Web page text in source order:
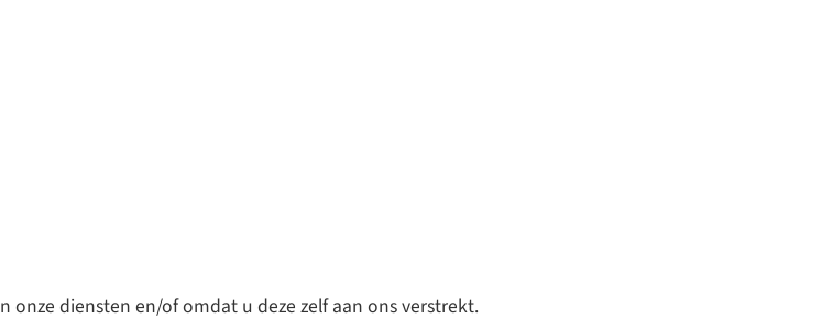
onze diensten en/of omdat u deze zelf aan ons verstrekt.